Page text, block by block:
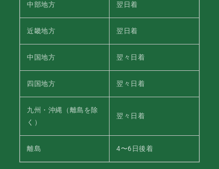
中部地方 翌日着
近畿地方 翌日着
中国地方 翌々日着
四国地方 翌々日着
九州・沖縄（離島を除
く）
翌々日着
離島 4〜6日後着